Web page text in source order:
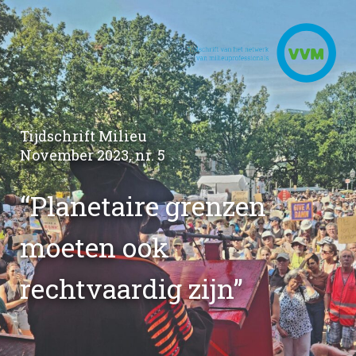
Tijdschrift Milieu
November 2023, nr. 5
“Planetaire grenzen
moeten ook
rechtvaardig zijn”